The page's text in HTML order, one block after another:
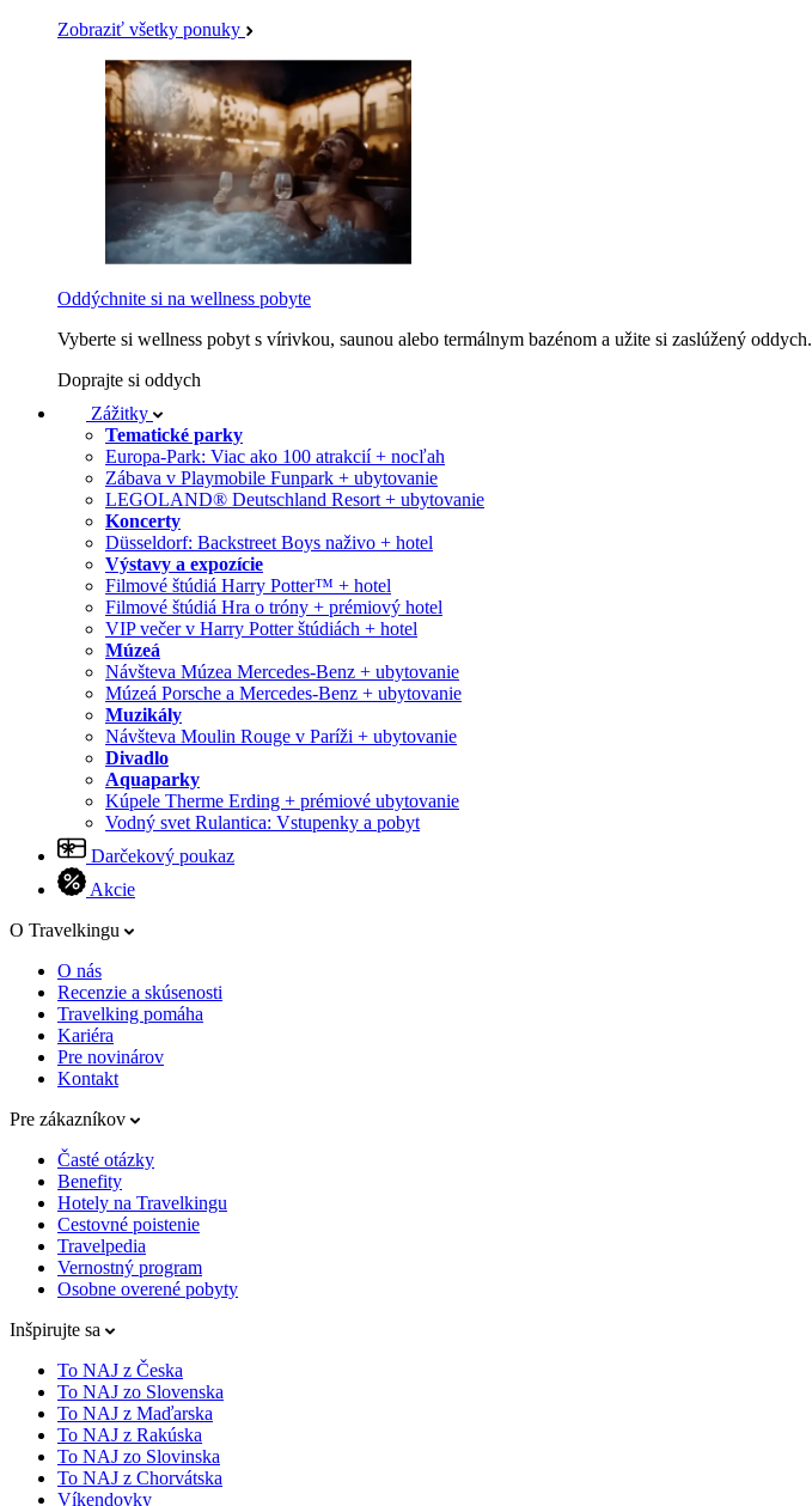
Zobraziť všetky ponuky
Oddýchnite si na wellness pobyte
Vyberte si wellness pobyt s vírivkou, saunou alebo termálnym bazénom a užite si zaslúžený oddych.
Doprajte si oddych
Zážitky
Tematické parky
Europa-Park: Viac ako 100 atrakcií + nocľah
Zábava v Playmobile Funpark + ubytovanie
LEGOLAND® Deutschland Resort + ubytovanie
Koncerty
Düsseldorf: Backstreet Boys naživo + hotel
Výstavy a expozície
Filmové štúdiá Harry Potter™ + hotel
Filmové štúdiá Hra o tróny + prémiový hotel
VIP večer v Harry Potter štúdiách + hotel
Múzeá
Návšteva Múzea Mercedes-Benz + ubytovanie
Múzeá Porsche a Mercedes-Benz + ubytovanie
Muzikály
Návšteva Moulin Rouge v Paríži + ubytovanie
Divadlo
Aquaparky
Kúpele Therme Erding + prémiové ubytovanie
Vodný svet Rulantica: Vstupenky a pobyt
Darčekový poukaz
Akcie
O Travelkingu
O nás
Recenzie a skúsenosti
Travelking pomáha
Kariéra
Pre novinárov
Kontakt
Pre zákazníkov
Časté otázky
Benefity
Hotely na Travelkingu
Cestovné poistenie
Travelpedia
Vernostný program
Osobne overené pobyty
Inšpirujte sa
To NAJ z Česka
To NAJ zo Slovenska
To NAJ z Maďarska
To NAJ z Rakúska
To NAJ zo Slovinska
To NAJ z Chorvátska
Víkendovky